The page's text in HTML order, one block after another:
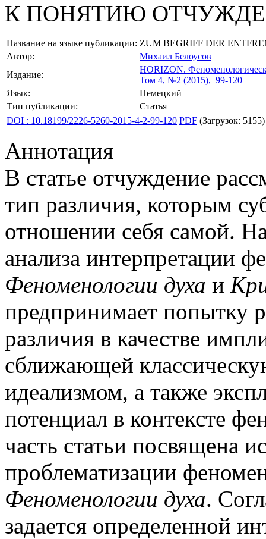
К ПОНЯТИЮ
Название на языке публикации: ZUM BEGRIFF DER
Автор:
Михаил Белоусов
Издание:
HORIZON.
Том 4, №2 (2015), 99-120
Язык:
Немецкий
Тип публикации:
Статья
DOI : 10.18199/2226-5260-2015-4-2-99-120 PDF (Загрузок: 5155)
Аннотация
В статье отчуждение
тип различия, которым
отношении себя самой.
анализа интерпретации
Феноменологии духа и
предпринимает попытку
различия в качестве
сближающей
идеализмом, а также
потенциал в контексте
часть статьи посвящена
проблематизации
Феноменологии духа.
задается определенной